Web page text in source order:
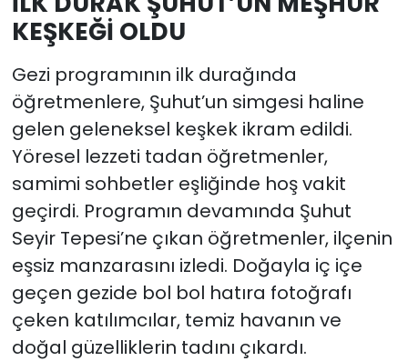
KEŞKEĞİ OLDU
Gezi programının ilk durağında
öğretmenlere, Şuhut’un simgesi haline
gelen geleneksel keşkek ikram edildi.
Yöresel lezzeti tadan öğretmenler,
samimi sohbetler eşliğinde hoş vakit
geçirdi. Programın devamında Şuhut
Seyir Tepesi’ne çıkan öğretmenler, ilçenin
eşsiz manzarasını izledi. Doğayla iç içe
geçen gezide bol bol hatıra fotoğrafı
çeken katılımcılar, temiz havanın ve
doğal güzelliklerin tadını çıkardı.